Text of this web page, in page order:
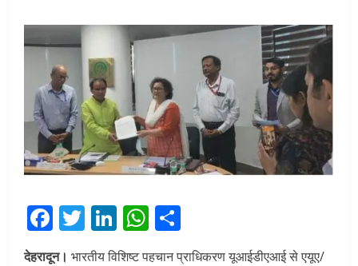
Facebook
Twitter
LinkedIn
WhatsApp
देहरादून। भारतीय विशिष्ट पहचान प्राधिकरण यूआईडीएआई से एयूए/